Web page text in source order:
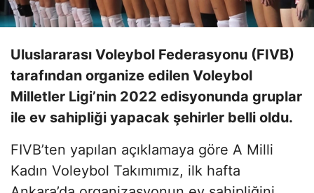
Uluslararası Voleybol Federasyonu (FIVB)
tarafından organize edilen Voleybol
Milletler Ligi’nin 2022 edisyonunda gruplar
ile ev sahipliği yapacak şehirler belli oldu.
FIVB’ten yapılan açıklamaya göre A Milli
Kadın Voleybol Takımımız, ilk hafta